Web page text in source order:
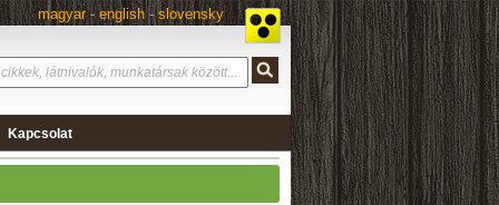
magyar-english-slovensky
Kapcsolat